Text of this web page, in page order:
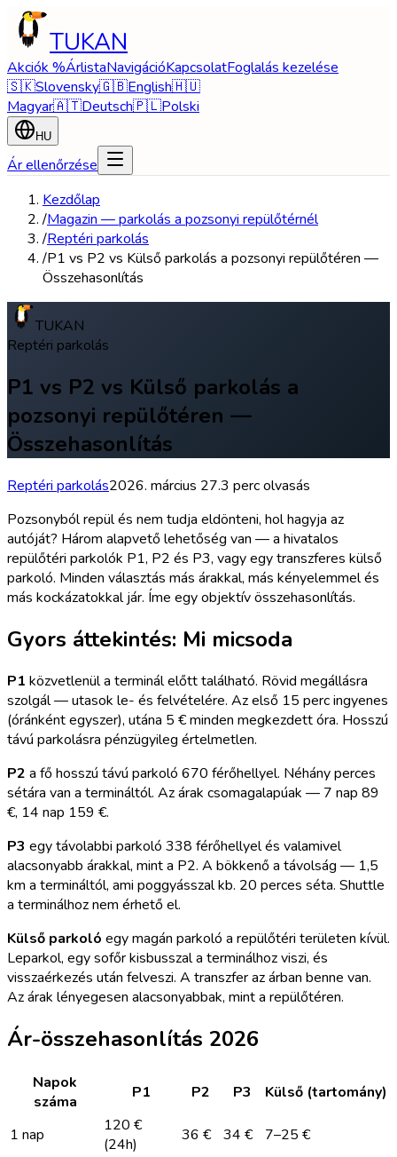
TUKAN
Akciók %ÁrlistaNavigációKapcsolatFoglalás kezelése
🇸🇰Slovensky🇬🇧English🇭🇺
Magyar🇦🇹Deutsch🇵🇱Polski
HU
Ár ellenőrzése
Kezdőlap
/Magazin — parkolás a pozsonyi repülőtérnél
/Reptéri parkolás
/P1 vs P2 vs Külső parkolás a pozsonyi repülőtéren —
Összehasonlítás
TUKAN
Reptéri parkolás
P1 vs P2 vs Külső parkolás a
pozsonyi repülőtéren —
Összehasonlítás
Reptéri parkolás2026. március 27.3 perc olvasás
Pozsonyból repül és nem tudja eldönteni, hol hagyja az
autóját? Három alapvető lehetőség van — a hivatalos
repülőtéri parkolók P1, P2 és P3, vagy egy transzferes külső
parkoló. Minden választás más árakkal, más kényelemmel és
más kockázatokkal jár. Íme egy objektív összehasonlítás.
Gyors áttekintés: Mi micsoda
P1 közvetlenül a terminál előtt található. Rövid megállásra
szolgál — utasok le- és felvételére. Az első 15 perc ingyenes
(óránként egyszer), utána 5 € minden megkezdett óra. Hosszú
távú parkolásra pénzügyileg értelmetlen.
P2 a fő hosszú távú parkoló 670 férőhellyel. Néhány perces
sétára van a termináltól. Az árak csomagalapúak — 7 nap 89
€, 14 nap 159 €.
P3 egy távolabbi parkoló 338 férőhellyel és valamivel
alacsonyabb árakkal, mint a P2. A bökkenő a távolság — 1,5
km a termináltól, ami poggyásszal kb. 20 perces séta. Shuttle
a terminálhoz nem érhető el.
Külső parkoló egy magán parkoló a repülőtéri területen kívül.
Leparkol, egy sofőr kisbusszal a terminálhoz viszi, és
visszaérkezés után felveszi. A transzfer az árban benne van.
Az árak lényegesen alacsonyabbak, mint a repülőtéren.
Ár-összehasonlítás 2026
Napok
száma
P1 P2 P3 Külső (tartomány)
1 nap
120 €
(24h)
36 € 34 €
7–25 €